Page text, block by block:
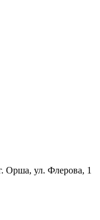
Орша, ул. Флерова, 1